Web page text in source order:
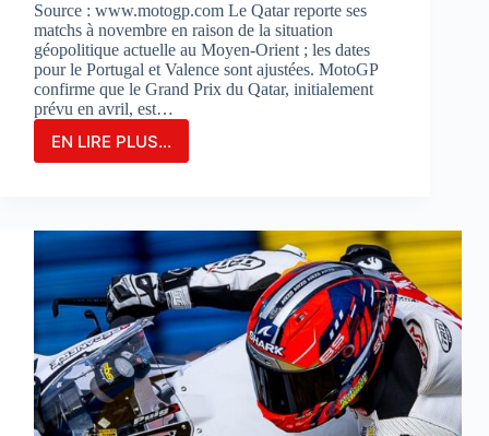
Source : www.motogp.com Le Qatar reporte ses
matchs à novembre en raison de la situation
géopolitique actuelle au Moyen-Orient ; les dates
pour le Portugal et Valence sont ajustées. MotoGP
confirme que le Grand Prix du Qatar, initialement
prévu en avril, est…
EN LIRE PLUS...
LE
DU
QATAR
EST
REPORTÉ
:
NOUVEAU
CALENDRIER
DANS
LE
LIEN